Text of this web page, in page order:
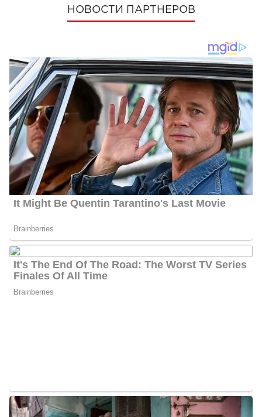
НОВОСТИ ПАРТНЕРОВ